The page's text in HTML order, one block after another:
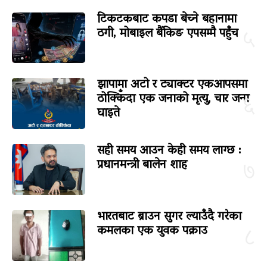
टिकटकबाट कपडा बेच्ने बहानामा
ठगी, मोबाइल बैंकिङ एपसम्मै पहुँच
६
झापामा अटो र ट्याक्टर एकआपसमा
ठोक्किँदा एक जनाको मृत्यु, चार जना
घाइते
सही समय आउन केही समय लाग्छ :
प्रधानमन्त्री बालेन शाह
भारतबाट ब्राउन सुगर ल्याउँदै गरेका
कमलका एक युवक पक्राउ